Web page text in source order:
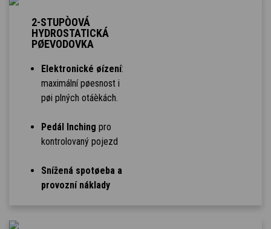
2-STUPÒOVÁ
HYDROSTATICKÁ
PØEVODOVKA
Elektronické øízení:
maximální pøesnost i
pøi plných otáèkách.
Pedál Inching pro
kontrolovaný pojezd
Snížená spotøeba a
provozní náklady